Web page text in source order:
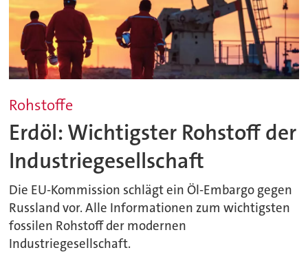
Rohstoffe
Erdöl: Wichtigster Rohstoff der
Industriegesellschaft
Die EU-Kommission schlägt ein Öl-Embargo gegen
Russland vor. Alle Informationen zum wichtigsten
fossilen Rohstoff der modernen
Industriegesellschaft.